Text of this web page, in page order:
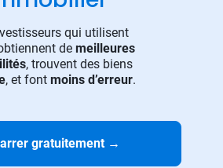
qui utilisent
de meilleures
, trouvent des biens
, et font moins d’erreur.
gratuitement →